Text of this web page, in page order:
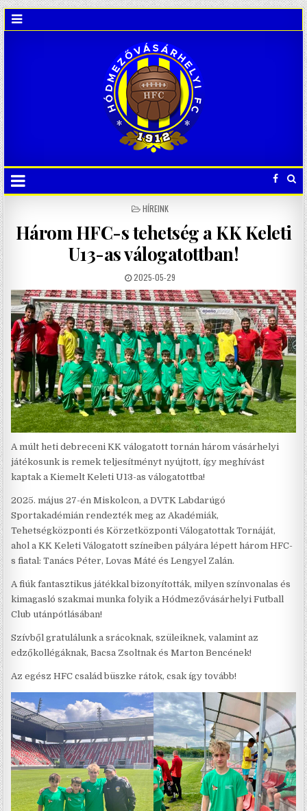
POSTED
HÍREINK
Három HFC-s tehetség a KK Keleti
U13-as válogatottban!
2025-05-29
A múlt heti debreceni KK válogatott tornán három vásárhelyi
játékosunk is remek teljesítményt nyújtott, így meghívást
kaptak a Kiemelt Keleti U13-as válogatottba!
2025. május 27-én Miskolcon, a DVTK Labdarúgó
Sportakadémián rendezték meg az Akadémiák,
Tehetségközponti és Körzetközponti Válogatottak Tornáját,
ahol a KK Keleti Válogatott színeiben pályára lépett három HFC-
s fiatal: Tanács Péter, Lovas Máté és Lengyel Zalán.
A fiúk fantasztikus játékkal bizonyították, milyen színvonalas és
kimagasló szakmai munka folyik a Hódmezővásárhelyi Futball
Club utánpótlásában!
Szívből gratulálunk a srácoknak, szüleiknek, valamint az
edzőkollégáknak, Bacsa Zsoltnak és Marton Bencének!
Az egész HFC család büszke rátok, csak így tovább!